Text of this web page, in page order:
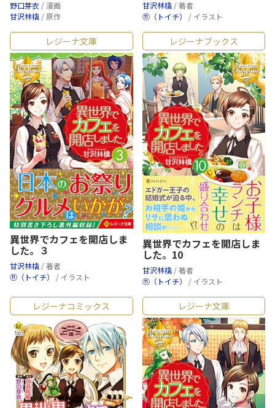
野口芽衣 / 漫画
甘沢林檎 / 原作
甘沢林檎 / 著者
⑪（トイチ） / イラスト
レジーナ文庫
異世界でカフェを開店しま
した。３
甘沢林檎 / 著者
⑪（トイチ） / イラスト
レジーナブックス
異世界でカフェを開店しま
した。10
甘沢林檎 / 著者
⑪（トイチ） / イラスト
レジーナコミックス レジーナ文庫